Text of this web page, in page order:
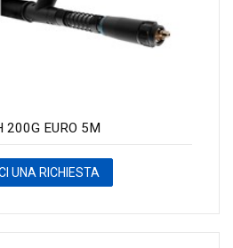
200G EURO 5M
UNA RICHIESTA